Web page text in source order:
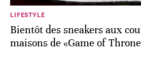
LIFESTYLE
Bientôt des sneakers aux
maisons de «Game of